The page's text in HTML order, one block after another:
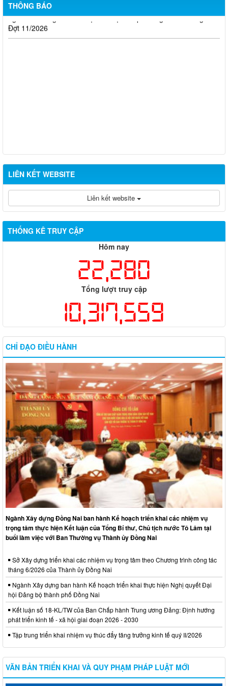
THÔNG BÁO
nghề đủ/không đủ điều kiện sát hạch cấp chứng chỉ hành nghề
Đợt 11/2026
LIÊN KẾT WEBSITE
Liên kết website
THỐNG KÊ TRUY CẬP
Hôm nay
22,280
Tổng lượt truy cập
10,317,559
CHỈ ĐẠO ĐIỀU HÀNH
Ngành Xây dựng Đồng Nai ban hành Kế hoạch triển khai các nhiệm vụ
trọng tâm thực hiện Kết luận của Tổng Bí thư, Chủ tịch nước Tô Lâm tại
buổi làm việc với Ban Thường vụ Thành ủy Đồng Nai
Sở Xây dựng triển khai các nhiệm vụ trọng tâm theo Chương trình công tác
tháng 6/2026 của Thành ủy Đồng Nai
Ngành Xây dựng ban hành Kế hoạch triển khai thực hiện Nghị quyết Đại
hội Đảng bộ thành phố Đồng Nai
Kết luận số 18-KL/TW của Ban Chấp hành Trung ương Đảng: Định hướng
phát triển kinh tế - xã hội giai đoạn 2026 - 2030
Tập trung triển khai nhiệm vụ thúc đẩy tăng trưởng kinh tế quý II/2026
VĂN BẢN TRIỂN KHAI VÀ QUY PHẠM PHÁP LUẬT MỚI